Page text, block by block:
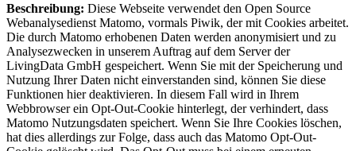
Beschreibung: Diese Webseite verwendet den Open Source
Webanalysedienst Matomo, vormals Piwik, der mit Cookies arbeitet.
Die durch Matomo erhobenen Daten werden anonymisiert und zu
Analysezwecken in unserem Auftrag auf dem Server der
LivingData GmbH gespeichert. Wenn Sie mit der Speicherung und
Nutzung Ihrer Daten nicht einverstanden sind, können Sie diese
Funktionen hier deaktivieren. In diesem Fall wird in Ihrem
Webbrowser ein Opt-Out-Cookie hinterlegt, der verhindert, dass
Matomo Nutzungsdaten speichert. Wenn Sie Ihre Cookies löschen,
hat dies allerdings zur Folge, dass auch das Matomo Opt-Out-